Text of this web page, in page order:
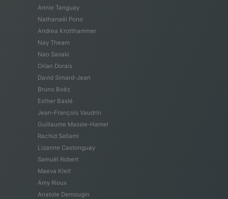
Annie Tanguay
Nathanaël Pono
Andrea Krotthammer
Nay Theam
Nao Sasaki
Orian Dorais
David Simard-Jean
Bruno Boëz
Esther Baslé
Jean-François Vaudrin
Guillaume Massie-Hamel
Rachid Sellami
Lizanne Castonguay
Samuël Robert
Maeva Kleit
Amy Rioux
Anatole Demougin